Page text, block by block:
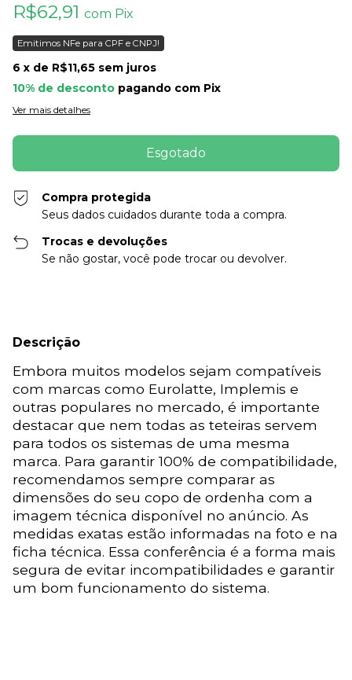
R$62,91 com Pix
Emitimos NFe para CPF e CNPJ!
6 x de R$11,65 sem juros
10% de desconto pagando com Pix
Ver mais detalhes
Compra protegida
Seus dados cuidados durante toda a compra.
Trocas e devoluções
Se não gostar, você pode trocar ou devolver.
Descrição
Embora muitos modelos sejam compatíveis
com marcas como Eurolatte, Implemis e
outras populares no mercado, é importante
destacar que nem todas as teteiras servem
para todos os sistemas de uma mesma
marca. Para garantir 100% de compatibilidade,
recomendamos sempre comparar as
dimensões do seu copo de ordenha com a
imagem técnica disponível no anúncio. As
medidas exatas estão informadas na foto e na
ficha técnica. Essa conferência é a forma mais
segura de evitar incompatibilidades e garantir
um bom funcionamento do sistema.